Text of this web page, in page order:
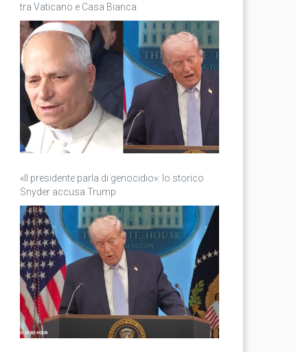
tra Vaticano e Casa Bianca
«Il presidente parla di genocidio»: lo storico
Snyder accusa Trump